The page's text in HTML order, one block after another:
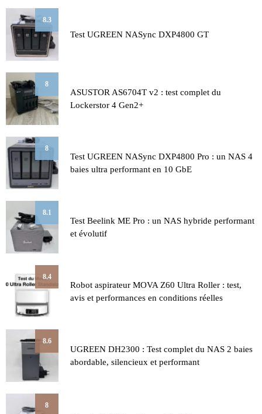
8.3
Test UGREEN NASync DXP4800 GT
8
ASUSTOR AS6704T v2 : test complet du
Lockerstor 4 Gen2+
8
Test UGREEN NASync DXP4800 Pro : un NAS 4
baies ultra performant en 10 GbE
8.1
Test Beelink ME Pro : un NAS hybride performant
et évolutif
8.4
Robot aspirateur MOVA Z60 Ultra Roller : test,
avis et performances en conditions réelles
8.6
UGREEN DH2300 : Test complet du NAS 2 baies
abordable, silencieux et performant
8